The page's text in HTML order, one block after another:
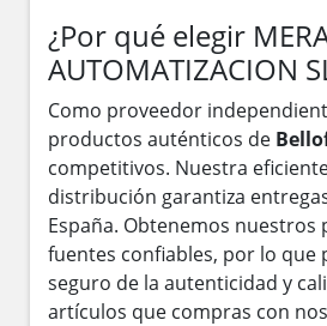
¿Por qué elegir
AUTOMATIZACION
Como proveedor
productos auténticos de
competitivos. Nuestra
distribución garantiza
España. Obtenemos nuestros
fuentes confiables, por lo que
seguro de la autenticidad y
artículos que compras con